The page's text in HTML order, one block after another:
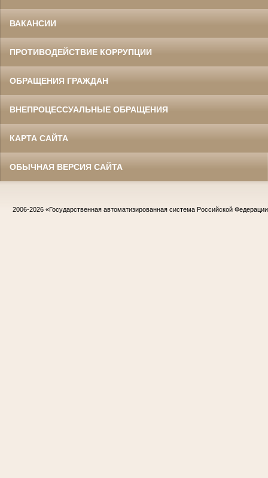
ВАКАНСИИ
ПРОТИВОДЕЙСТВИЕ КОРРУПЦИИ
ОБРАЩЕНИЯ ГРАЖДАН
ВНЕПРОЦЕССУАЛЬНЫЕ ОБРАЩЕНИЯ
КАРТА САЙТА
ОБЫЧНАЯ ВЕРСИЯ САЙТА
2006-2026 «Государственная автоматизированная система Российской